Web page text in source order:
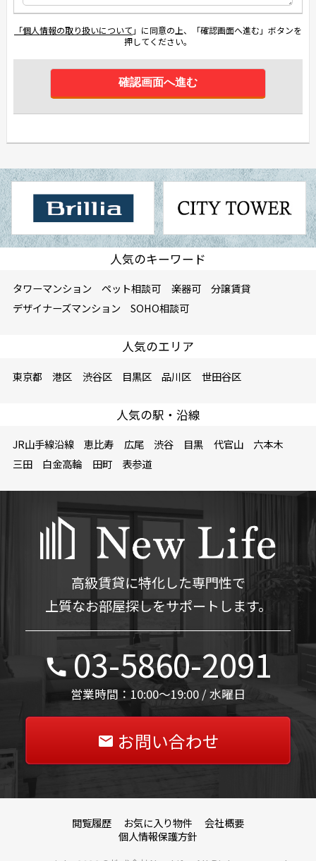
「個人情報の取り扱いについて 」に同意の上、「確認画面へ進む」ボタンを
押してください。
人気のキーワード
タワーマンション ペット相談可 楽器可
分譲賃貸
デザイナーズマンション
SOHO相談可
人気のエリア
東京都 港区 渋谷区 目黒区 品川区 世田谷区
人気の駅・沿線
JR山手線沿線 恵比寿 広尾 渋谷 目黒 代官山
六本木
三田
白金高輪 田町 表参道
高級賃貸に特化した専門性で
上質なお部屋探しをサポートします。
03-5860-2091
営業時間：10:00～19:00 / 水曜日
お問い合わせ
閲覧履歴 お気に入り物件
会社概要
個人情報保護方針